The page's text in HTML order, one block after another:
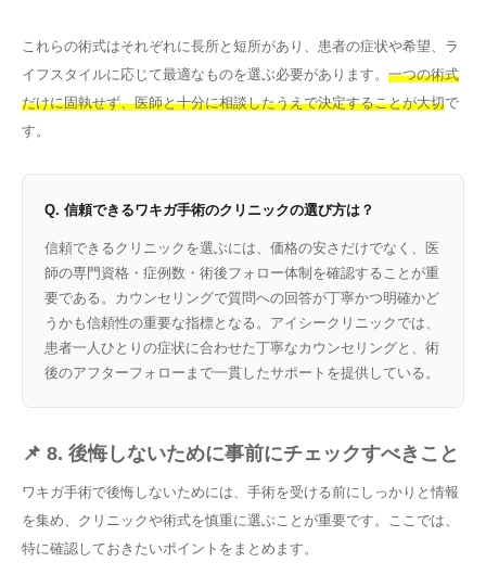
これらの術式はそれぞれに長所と短所があり、患者の症状や希望、ラ
イフスタイルに応じて最適なものを選ぶ必要があります。 一つの術式
だけに固執せず、医師と十分に相談したうえで決定することが大切で
す。
Q. 信頼できるワキガ手術のクリニックの選び方は？
信頼できるクリニックを選ぶには、価格の安さだけでなく、医
師の専門資格・症例数・術後フォロー体制を確認することが重
要である。カウンセリングで質問への回答が丁寧かつ明確かど
うかも信頼性の重要な指標となる。アイシークリニックでは、
患者一人ひとりの症状に合わせた丁寧なカウンセリングと、術
後のアフターフォローまで一貫したサポートを提供している。
📌 8. 後悔しないために事前にチェックすべきこと
ワキガ手術で後悔しないためには、手術を受ける前にしっかりと情報
を集め、クリニックや術式を慎重に選ぶことが重要です。ここでは、
特に確認しておきたいポイントをまとめます。